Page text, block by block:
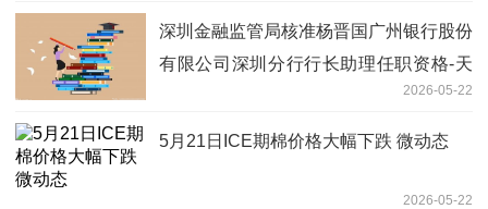
深圳金融监管局核准杨晋国广州银行股份
有限公司深圳分行行长助理任职资格-天
2026-05-22
5月21日ICE期棉价格大幅下跌 微动态
2026-05-22